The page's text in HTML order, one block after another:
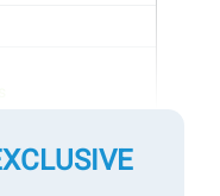
l'image